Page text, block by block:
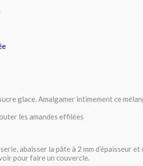
glace. Amalgamer intimement ce
les amandes effilées
abaisser la pâte à 2 mm d’épaisseur et
pour faire un couvercle.